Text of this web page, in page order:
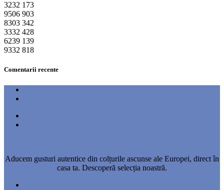
3232 173
9506 903
8303 342
3332 428
6239 139
9332 818
Comentarii recente
Aducem gusturi autentice din colțurile ascunse ale Europei, direct în
casa ta. Descoperă selecția noastră.